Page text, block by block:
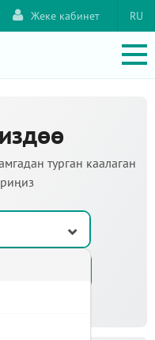
RU
Жеке кабинет
турган каалаган